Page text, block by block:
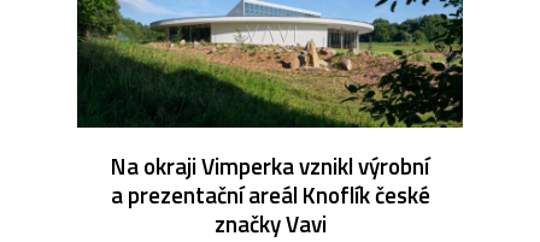
Na okraji Vimperka vznikl výrobní
a prezentační areál Knoflík české
značky Vavi